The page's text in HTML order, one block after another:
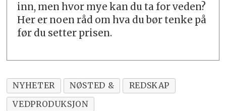
inn, men hvor mye kan du ta for veden?
Her er noen råd om hva du bør tenke på
før du setter prisen.
NYHETER NØSTED &
REDSKAP
VEDPRODUKSJON